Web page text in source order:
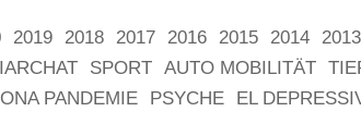
2019 2018 2017 2016 2015 2014 2013
SPORT AUTO MOBILITÄT
PANDEMIE PSYCHE EL